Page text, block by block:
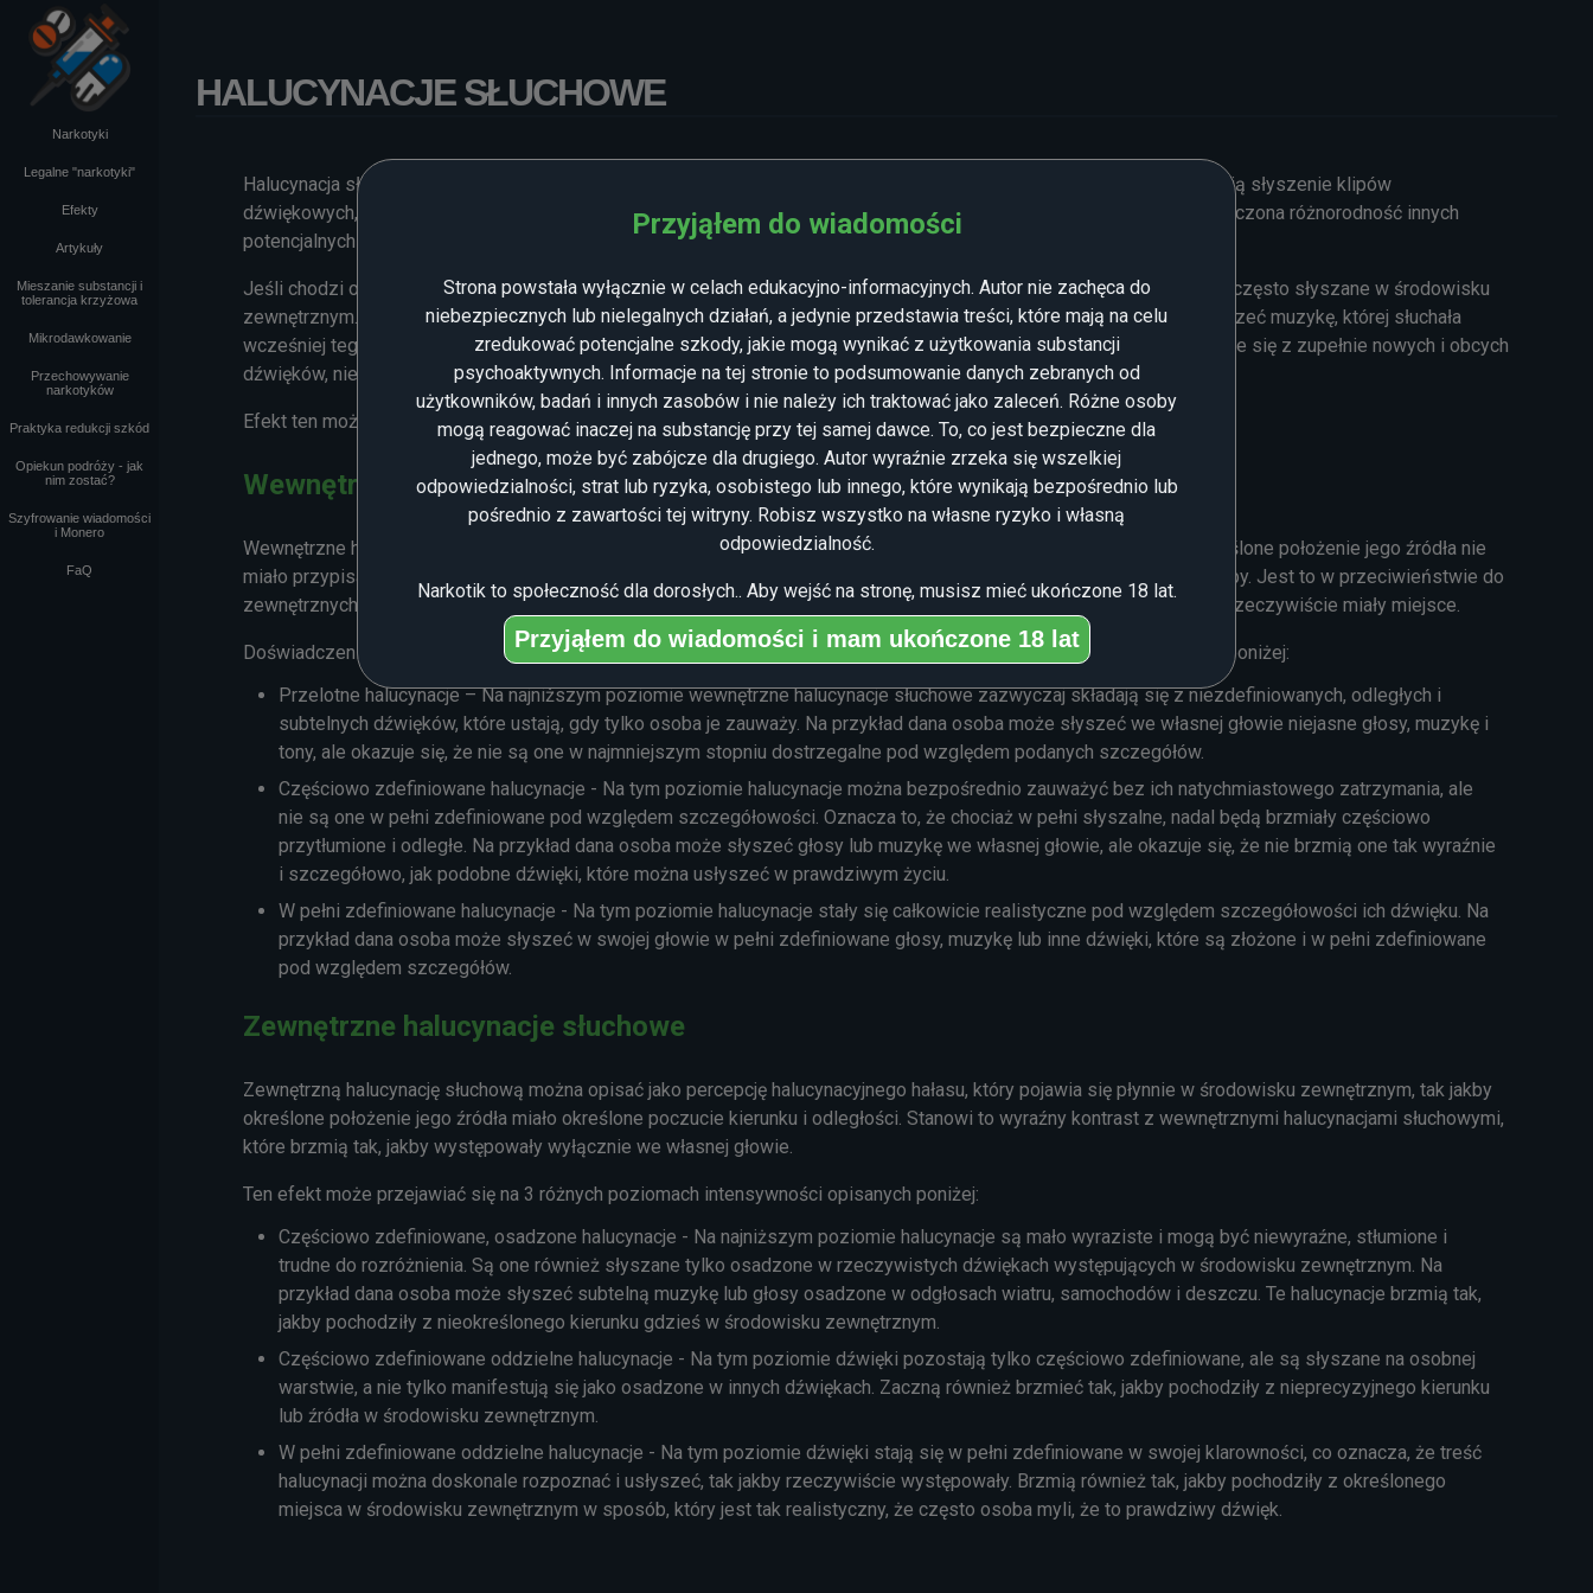
Przyjąłem do wiadomości
Strona powstała wyłącznie w celach edukacyjno-informacyjnych. Autor nie zachęca do
niebezpiecznych lub nielegalnych działań, a jedynie przedstawia treści, które mają na celu
zredukować potencjalne szkody, jakie mogą wynikać z użytkowania substancji
psychoaktywnych. Informacje na tej stronie to podsumowanie danych zebranych od
użytkowników, badań i innych zasobów i nie należy ich traktować jako zaleceń. Różne osoby
mogą reagować inaczej na substancję przy tej samej dawce. To, co jest bezpieczne dla
jednego, może być zabójcze dla drugiego. Autor wyraźnie zrzeka się wszelkiej
odpowiedzialności, strat lub ryzyka, osobistego lub innego, które wynikają bezpośrednio lub
pośrednio z zawartości tej witryny. Robisz wszystko na własne ryzyko i własną
odpowiedzialność.
Narkotik to społeczność dla dorosłych.. Aby wejść na stronę, musisz mieć ukończone 18 lat.
Przyjąłem do wiadomości i mam ukończone 18 lat
Narkotyki
Legalne "narkotyki"
Efekty
Artykuły
Mieszanie substancji i
tolerancja krzyżowa
Mikrodawkowanie
Przechowywanie
narkotyków
Praktyka redukcji szkód
Opiekun podróży - jak
nim zostać?
Szyfrowanie wiadomości
i Monero
FaQ
HALUCYNACJE SŁUCHOWE
Halucynacja słuchowe to doświadczenie słyszenia spontanicznych, urojonych dźwięków. Najczęstsze przykłady obejmują słyszenie klipów
dźwiękowych, takich jak wyimaginowana muzyka, głosy, dźwięki trzaskania i skrobanie, ale może to być również nieskończona różnorodność innych
potencjalnych dźwięków, które są przechowywane w naszej pamięci.
Jeśli chodzi o ich zachowanie, dźwięki te będą często oparte na dźwiękach, które miały wystąpić lub były rzeczywiście często słyszane w środowisku
zewnętrznym. Na przykład dana osoba może wielokrotnie słyszeć pukanie do drzwi, gdy oczekuje gościa lub może słyszeć muzykę, której słuchała
wcześniej tego dnia. Jednak w innych przypadkach halucynacje słuchowe mogą również przedstawiać się jako składające się z zupełnie nowych i obcych
dźwięków, niepodobnych do niczego, co mogłoby obecnie wystąpić w środowisku zewnętrznym.
Efekt ten można podzielić na dwa specyficzne podtypy, które opisano i udokumentowano poniżej:
Wewnętrzne halucynacje słuchowe
Wewnętrzne halucynacje słuchowe może być opisane jako postrzeganie halucynacji dźwięku, który brzmi tak, jakby określone położenie jego źródła nie
miało przypisanego szczególnego poczucia odległości lub kierunku i że dźwięk zamiast tego pojawia się w głowie osoby. Jest to w przeciwieństwie do
zewnętrznych halucynacji słuchowych, które brzmią tak, jakby zachodziły płynnie w środowisku zewnętrznym, tak jakby rzeczywiście miały miejsce.
Doświadczenie tego efektu można podzielić na trzy różne poziomy intensywności. Są one opisane i udokumentowane poniżej:
Przelotne halucynacje – Na najniższym poziomie wewnętrzne halucynacje słuchowe zazwyczaj składają się z niezdefiniowanych, odległych i
subtelnych dźwięków, które ustają, gdy tylko osoba je zauważy. Na przykład dana osoba może słyszeć we własnej głowie niejasne głosy, muzykę i
tony, ale okazuje się, że nie są one w najmniejszym stopniu dostrzegalne pod względem podanych szczegółów.
Częściowo zdefiniowane halucynacje - Na tym poziomie halucynacje można bezpośrednio zauważyć bez ich natychmiastowego zatrzymania, ale
nie są one w pełni zdefiniowane pod względem szczegółowości. Oznacza to, że chociaż w pełni słyszalne, nadal będą brzmiały częściowo
przytłumione i odległe. Na przykład dana osoba może słyszeć głosy lub muzykę we własnej głowie, ale okazuje się, że nie brzmią one tak wyraźnie
i szczegółowo, jak podobne dźwięki, które można usłyszeć w prawdziwym życiu.
W pełni zdefiniowane halucynacje - Na tym poziomie halucynacje stały się całkowicie realistyczne pod względem szczegółowości ich dźwięku. Na
przykład dana osoba może słyszeć w swojej głowie w pełni zdefiniowane głosy, muzykę lub inne dźwięki, które są złożone i w pełni zdefiniowane
pod względem szczegółów.
Zewnętrzne halucynacje słuchowe
Zewnętrzną halucynację słuchową można opisać jako percepcję halucynacyjnego hałasu, który pojawia się płynnie w środowisku zewnętrznym, tak jakby
określone położenie jego źródła miało określone poczucie kierunku i odległości. Stanowi to wyraźny kontrast z wewnętrznymi halucynacjami słuchowymi,
które brzmią tak, jakby występowały wyłącznie we własnej głowie.
Ten efekt może przejawiać się na 3 różnych poziomach intensywności opisanych poniżej:
Częściowo zdefiniowane, osadzone halucynacje - Na najniższym poziomie halucynacje są mało wyraziste i mogą być niewyraźne, stłumione i
trudne do rozróżnienia. Są one również słyszane tylko osadzone w rzeczywistych dźwiękach występujących w środowisku zewnętrznym. Na
przykład dana osoba może słyszeć subtelną muzykę lub głosy osadzone w odgłosach wiatru, samochodów i deszczu. Te halucynacje brzmią tak,
jakby pochodziły z nieokreślonego kierunku gdzieś w środowisku zewnętrznym.
Częściowo zdefiniowane oddzielne halucynacje - Na tym poziomie dźwięki pozostają tylko częściowo zdefiniowane, ale są słyszane na osobnej
warstwie, a nie tylko manifestują się jako osadzone w innych dźwiękach. Zaczną również brzmieć tak, jakby pochodziły z nieprecyzyjnego kierunku
lub źródła w środowisku zewnętrznym.
W pełni zdefiniowane oddzielne halucynacje - Na tym poziomie dźwięki stają się w pełni zdefiniowane w swojej klarowności, co oznacza, że ​​treść
halucynacji można doskonale rozpoznać i usłyszeć, tak jakby rzeczywiście występowały. Brzmią również tak, jakby pochodziły z określonego
miejsca w środowisku zewnętrznym w sposób, który jest tak realistyczny, że często osoba myli, że ​​to prawdziwy dźwięk.